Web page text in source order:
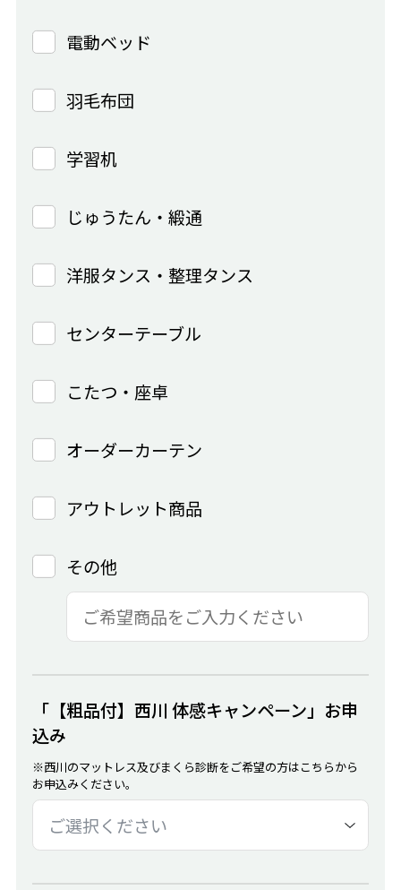
電動ベッド
羽毛布団
学習机
じゅうたん・緞通
洋服タンス・整理タンス
センターテーブル
こたつ・座卓
オーダーカーテン
アウトレット商品
その他
「【粗品付】西川 体感キャンペーン」お申
込み
※西川のマットレス及びまくら診断をご希望の方はこちらから
お申込みください。